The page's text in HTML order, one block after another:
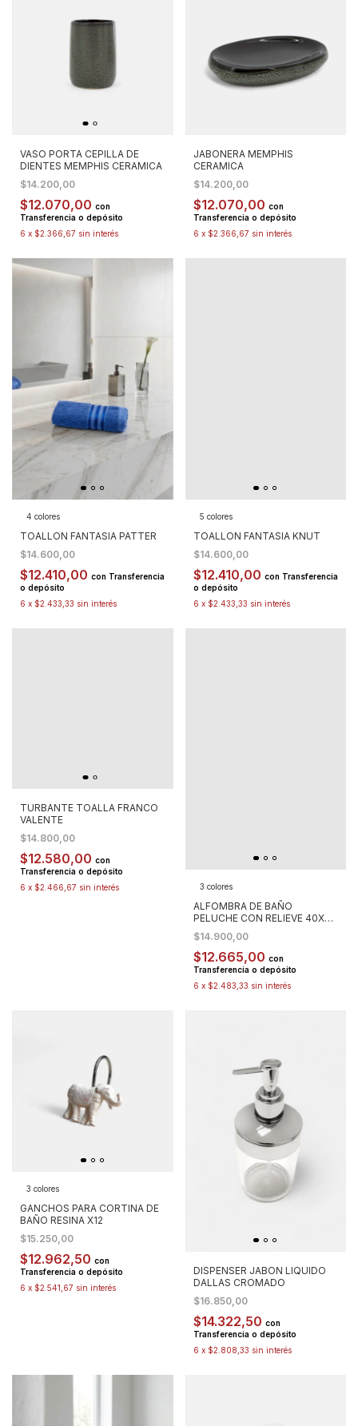
VASO PORTA CEPILLA DE
DIENTES MEMPHIS CERAMICA
$14.200,00
$12.070,00 con
Transferencia o depósito
6 x $2.366,67 sin interés
JABONERA MEMPHIS
CERAMICA
$14.200,00
$12.070,00 con
Transferencia o depósito
6 x $2.366,67 sin interés
4 colores
TOALLON FANTASIA PATTER
$14.600,00
$12.410,00 con Transferencia
o depósito
6 x $2.433,33 sin interés
5 colores
TOALLON FANTASIA KNUT
$14.600,00
$12.410,00 con Transferencia
o depósito
6 x $2.433,33 sin interés
TURBANTE TOALLA FRANCO
VALENTE
$14.800,00
$12.580,00 con
Transferencia o depósito
6 x $2.466,67 sin interés 3 colores
ALFOMBRA DE BAÑO
PELUCHE CON RELIEVE 40X60
CM
$14.900,00
$12.665,00 con
Transferencia o depósito
6 x $2.483,33 sin interés
3 colores
GANCHOS PARA CORTINA DE
BAÑO RESINA X12
$15.250,00
$12.962,50 con
Transferencia o depósito
6 x $2.541,67 sin interés
DISPENSER JABON LIQUIDO
DALLAS CROMADO
$16.850,00
$14.322,50 con
Transferencia o depósito
6 x $2.808,33 sin interés